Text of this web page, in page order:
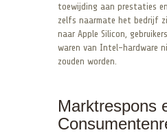
toewijding aan prestaties
zelfs naarmate het bedrijf
naar Apple Silicon,
waren van Intel-hardware
zouden worden.
Marktrespons